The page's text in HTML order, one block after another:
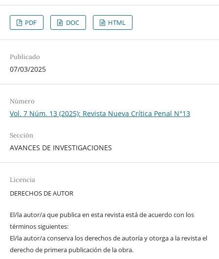
PDF DOC HTML
Publicado
07/03/2025
Número
Vol. 7 Núm. 13 (2025): Revista Nueva Crí­tica Penal N°13
Sección
AVANCES DE INVESTIGACIONES
Licencia
DERECHOS DE AUTOR
El/la autor/a que publica en esta revista está de acuerdo con los
términos siguientes:
El/la autor/a conserva los derechos de autoría y otorga a la revista el
derecho de primera publicación de la obra.